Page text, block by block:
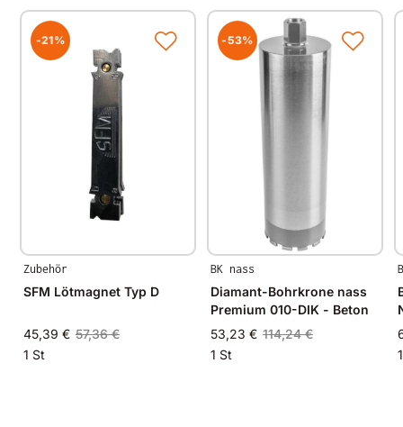
-21%
Zubehör
SFM Lötmagnet Typ D
45,39 € 57,36 €
1 St
-53%
BK nass
Diamant-Bohrkrone nass
Premium 010-DIK - Beton
53,23 € 114,24 €
1 St